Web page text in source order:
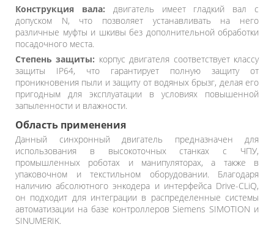
Конструкция вала: двигатель имеет гладкий вал с
допуском N, что позволяет устанавливать на него
различные муфты и шкивы без дополнительной обработки
посадочного места.
Степень защиты: корпус двигателя соответствует классу
защиты IP64, что гарантирует полную защиту от
проникновения пыли и защиту от водяных брызг, делая его
пригодным для эксплуатации в условиях повышенной
запыленности и влажности.
Область применения
Данный синхронный двигатель предназначен для
использования в высокоточных станках с ЧПУ,
промышленных роботах и манипуляторах, а также в
упаковочном и текстильном оборудовании. Благодаря
наличию абсолютного энкодера и интерфейса Drive-CLiQ,
он подходит для интеграции в распределенные системы
автоматизации на базе контроллеров Siemens SIMOTION и
SINUMERIK.